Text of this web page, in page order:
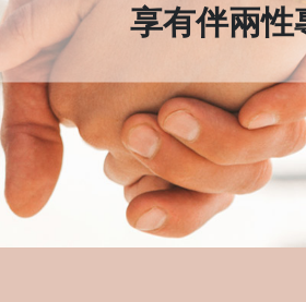
享有伴兩性